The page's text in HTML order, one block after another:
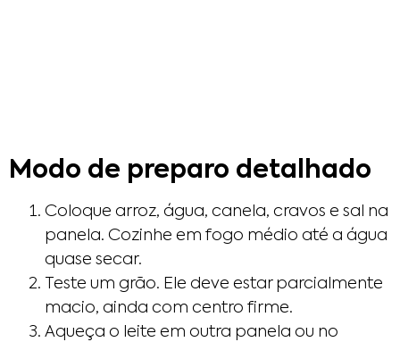
Modo de preparo detalhado
Coloque arroz, água, canela, cravos e sal na
panela. Cozinhe em fogo médio até a água
quase secar.
Teste um grão. Ele deve estar parcialmente
macio, ainda com centro firme.
Aqueça o leite em outra panela ou no